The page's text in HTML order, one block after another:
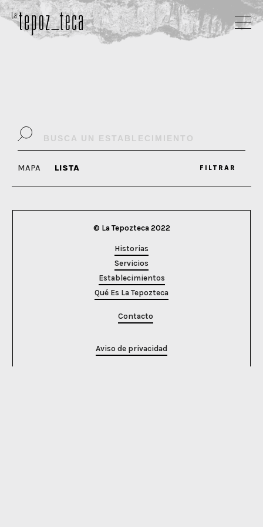
MAPA LISTA FILTRAR
© La Tepozteca 2022
Historias
Servicios
Establecimientos
Qué Es La Tepozteca
Contacto
Aviso de privacidad